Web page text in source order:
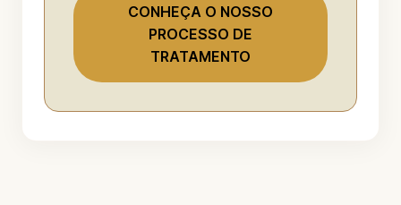
CONHEÇA O NOSSO
PROCESSO DE
TRATAMENTO